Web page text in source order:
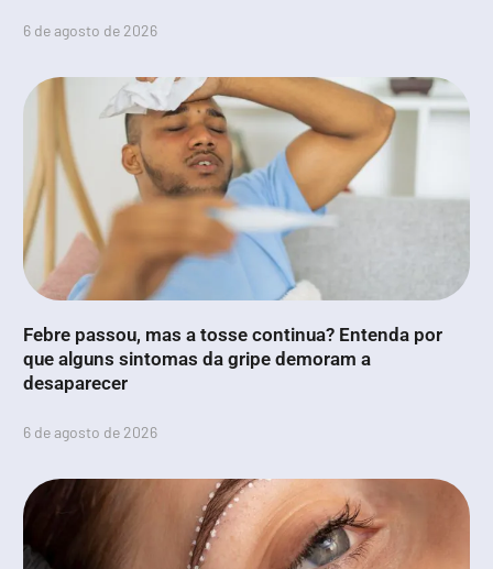
6 de agosto de 2026
Febre passou, mas a tosse continua? Entenda por
que alguns sintomas da gripe demoram a
desaparecer
6 de agosto de 2026